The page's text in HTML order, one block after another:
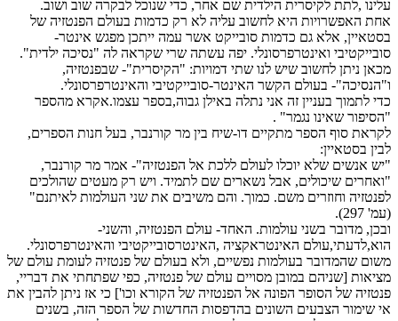
עלינו ,לתת לקיסרית הילדית שם אחר, כדי שנוכל לבקרה שוב ושוב.
אחת האפשרויות היא לחשוב עליה לא רק כדמות בעולם הפנטזיה של
בסטאיין, אלא גם כדמות סובייקט אשר עמה ייתכן מפגש אינטר-
סובייקטיבי ואינטרפרסונלי. יפה עשתה שרי שקראה לה "נסיכה ילדית".
מכאן ניתן לחשוב שיש לנו שתי דמויות: "הקיסרית"- שבפנטזיה,
ו"הנסיכה"- בעולם הקשר האינטר-סובייקטיבי והאינטרפרסונלי.
כדי לתמוך בעניין זה אני נתלה באילן גבוה,בספר עצמו.אקרא מהספר
"הסיפור שאינו נגמר" .
לקראת סוף הספר מתקיים דו-שיח בין מר קורנבר, בעל חנות הספרים,
לבין בסטאיין:
"יש אנשים שלא יוכלו לעולם ללכת אל הפנטזיה"- אמר מר קורנבר,
"ואחרים שיכולים, אבל נשארים שם לתמיד. ויש רק מעטים שהולכים
לפנטזיה וחוזרים משם. כמוך. והם משיבים את שני העולמות לאיתנם"
(עמ' 297).
ובכן, מדובר בשני עולמות. האחד- עולם הפנטזיה, והשני-
הוא,לדעתי,עולם האינטראקציה ,האינטרסובייקטיבי והאינטרפרסונלי.
משום שהמדובר בעולמות נפשיים, ולא בעולם של פנטזיה לעומת עולם של
מציאות [שניהם במובן מסויים עולם של פנטזיה, כפי שפתחתי את דבריי,
פנטזיה של הסופר הפונה אל הפנטזיה של הקורא וכו'] כי אז ניתן להבין את
אי שימור הצבעים השונים בהדפסות החדשות של הספר הזה, בשנים